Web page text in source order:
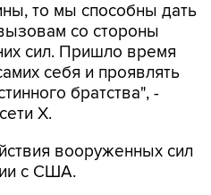
то мы способны дать
со стороны
сил. Пришло время
себя и проявлять
братства", -
Х.
вооруженных сил
с США.